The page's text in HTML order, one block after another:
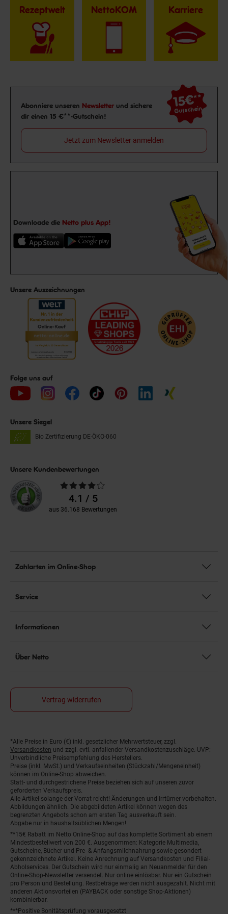
Rezeptwelt NettoKOM Karriere
Newsletter Anmeldung
Abonniere unseren Newsletter und sichere
dir einen 15 €**-Gutschein!
15€**
Gutschein
Jetzt zum Newsletter anmelden
Downloade die Netto plus App!
Unsere Auszeichnungen
Folge uns auf
Unsere Siegel
Bio Zertifizierung DE-ÖKO-060
Unsere Kundenbewertungen
Durchschnittliche
Bewertungen4.1 / 5
aus 36.168 Bewertungen
Zahlarten im Online-Shop
Service
Informationen
Über Netto
Vertrag widerrufen
Fußnoten
*Alle Preise in Euro (€) inkl. gesetzlicher Mehrwertsteuer, zzgl.
Versandkosten und zzgl. evtl. anfallender Versandkostenzuschläge. UVP:
Unverbindliche Preisempfehlung des Herstellers.
Preise (inkl. MwSt.) und Verkaufseinheiten (Stückzahl/Mengeneinheit)
können im Online-Shop abweichen.
Statt- und durchgestrichene Preise beziehen sich auf unseren zuvor
geforderten Verkaufspreis.
Alle Artikel solange der Vorrat reicht! Änderungen und Irrtümer vorbehalten.
Abbildungen ähnlich. Die abgebildeten Artikel können wegen des
begrenzten Angebots schon am ersten Tag ausverkauft sein.
Abgabe nur in haushaltsüblichen Mengen!
**15€ Rabatt im Netto Online-Shop auf das komplette Sortiment ab einem
Mindestbestellwert von 200 €. Ausgenommen: Kategorie Multimedia,
Gutscheine, Bücher und Pre- & Anfangsmilchnahrung sowie gesondert
gekennzeichnete Artikel. Keine Anrechnung auf Versandkosten und Filial-
Abholservices. Der Gutschein wird nur einmalig an Neuanmelder für den
Online-Shop-Newsletter versendet. Nur online einlösbar. Nur ein Gutschein
pro Person und Bestellung. Restbeträge werden nicht ausgezahlt. Nicht mit
anderen Aktionsvorteilen (PAYBACK oder sonstige Shop-Aktionen)
kombinierbar.
***Positive Bonitätsprüfung vorausgesetzt